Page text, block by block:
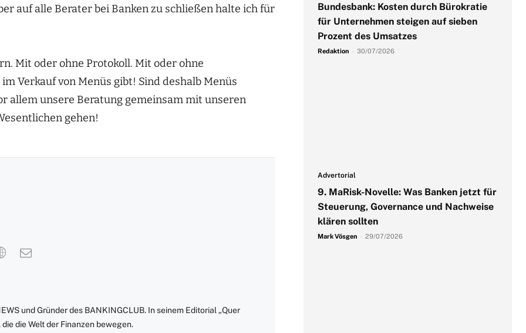
auf alle Berater bei Banken zu schließen halte ich für
Mit oder ohne Protokoll. Mit oder ohne
Verkauf von Menüs gibt! Sind deshalb Menüs
allem unsere Beratung gemeinsam mit unseren
gehen!
und Gründer des BANKINGCLUB. In seinem Editorial „Quer
die Welt der Finanzen bewegen.
Bundesbank: Kosten durch Bürokratie
für Unternehmen steigen auf sieben
Prozent des Umsatzes
Redaktion 30/07/2026
Advertorial
9. MaRisk-Novelle: Was Banken jetzt für
Steuerung, Governance und Nachweise
klären sollten
Mark Vösgen 29/07/2026